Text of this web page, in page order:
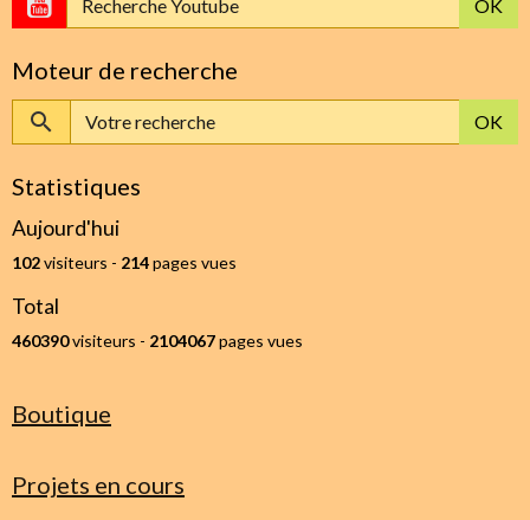
OK
Moteur de recherche
OK
Statistiques
Aujourd'hui
102visiteurs - 214pages vues
Total
460390visiteurs - 2104067pages vues
Boutique
Projets en cours